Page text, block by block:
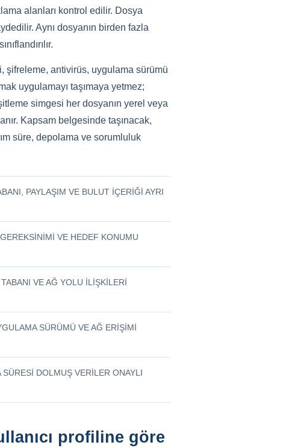
alanları kontrol edilir. Dosya
Aynı dosyanın birden fazla
şifreleme, antivirüs, uygulama sürümü
uygulamayı taşımaya yetmez;
simgesi her dosyanın yerel veya
Kapsam belgesinde taşınacak,
süre, depolama ve sorumluluk
PAYLAŞIM VE BULUT IÇERIĞI AYRI
VE HEDEF KONUMU
VE AĞ YOLU ILIŞKILERI
SÜRÜMÜ VE AĞ ERIŞIMI
DOLMUŞ VERILER ONAYLI
profiline göre